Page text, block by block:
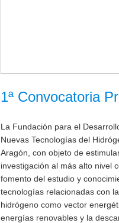
1ª Convocatoria
La Fundación para el
Nuevas Tecnologías del
Aragón, con objeto de
investigación al más alto nivel
fomento del estudio y
tecnologías relacionadas con
hidrógeno como vector
energías renovables y la